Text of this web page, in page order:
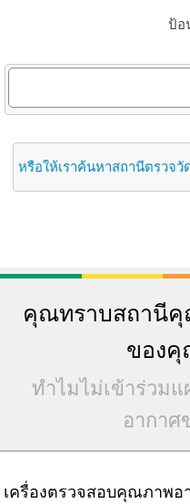
ป้อ
หรือให้เราค้นหาสถานีตรวจ
คุณทราบสถานี
ของคุ
ทำไมไม่เข้าร่วม
อากาศ
เครื่องตรวจสอบคุณภาพอ